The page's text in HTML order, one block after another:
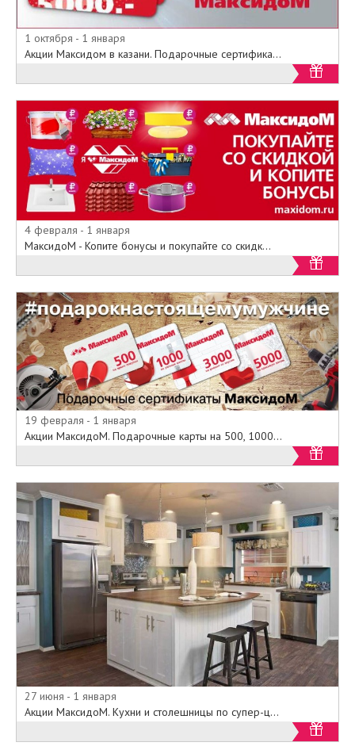
1 октября - 1 января
Акции Максидом в казани. Подарочные сертифика...
4 февраля - 1 января
МаксидоМ - Копите бонусы и покупайте со скидк...
19 февраля - 1 января
Акции МаксидоМ. Подарочные карты на 500, 1000...
27 июня - 1 января
Акции МаксидоМ. Кухни и столешницы по супер-ц...